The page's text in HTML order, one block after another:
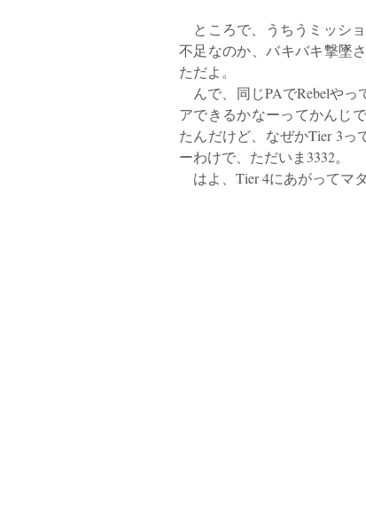
ところで、うちうミッシ
不足なのか、バキバキ撃墜
ただよ。
んで、同じPAでRebelやっ
アできるかなーってかんじ
たんだけど、なぜかTier 3
ーわけで、ただいま3332。
はよ、Tier 4にあがってマ